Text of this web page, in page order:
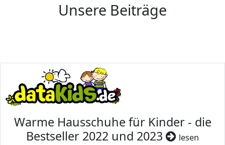
Unsere Beiträge
Warme Hausschuhe für Kinder - die
Bestseller 2022 und 2023
lesen